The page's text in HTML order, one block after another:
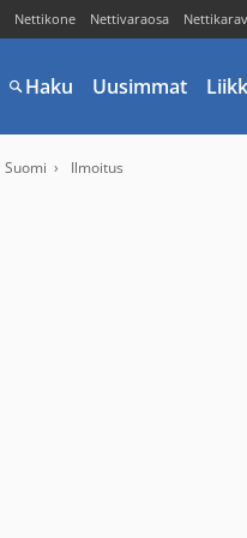
Nettikone Nettivaraosa
Haku Uusimmat
Suomi Ilmoitus